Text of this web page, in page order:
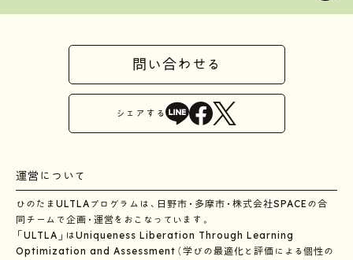
問い合わせる
シェア する
運営について
ひのたまULTLAプログラムは、日野市・多摩市・株式会社SPACEの合
同チームで企画・運営をおこなっています。
「ULTLA」はUniqueness Liberation Through Learning
Optimization and Assessment（学びの最適化と評価による個性の